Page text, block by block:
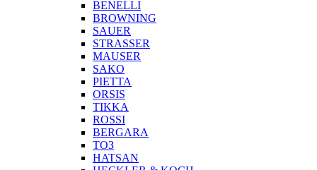
BENELLI
BROWNING
SAUER
STRASSER
MAUSER
SAKO
PIETTA
ORSIS
TIKKA
ROSSI
BERGARA
ТОЗ
HATSAN